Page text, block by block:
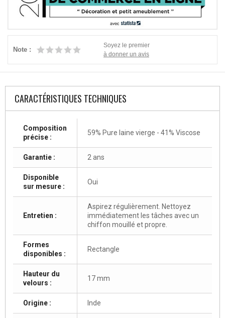
Note :
Soyez le premier
à donner un avis
CARACTÉRISTIQUES TECHNIQUES
Composition
précise :
59% Pure laine vierge - 41% Viscose
Garantie : 2 ans
Disponible
sur mesure :
Oui
Entretien :
Aspirez régulièrement. Nettoyez
immédiatement les tâches avec un
chiffon mouillé et propre.
Formes
disponibles :
Rectangle
Hauteur du
velours :
17 mm
Origine : Inde